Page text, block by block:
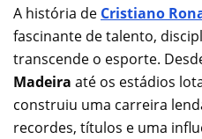
A história de Cristiano
fascinante de talento,
transcende o esporte.
Madeira até os estádios
construiu uma carreira
recordes, títulos e uma